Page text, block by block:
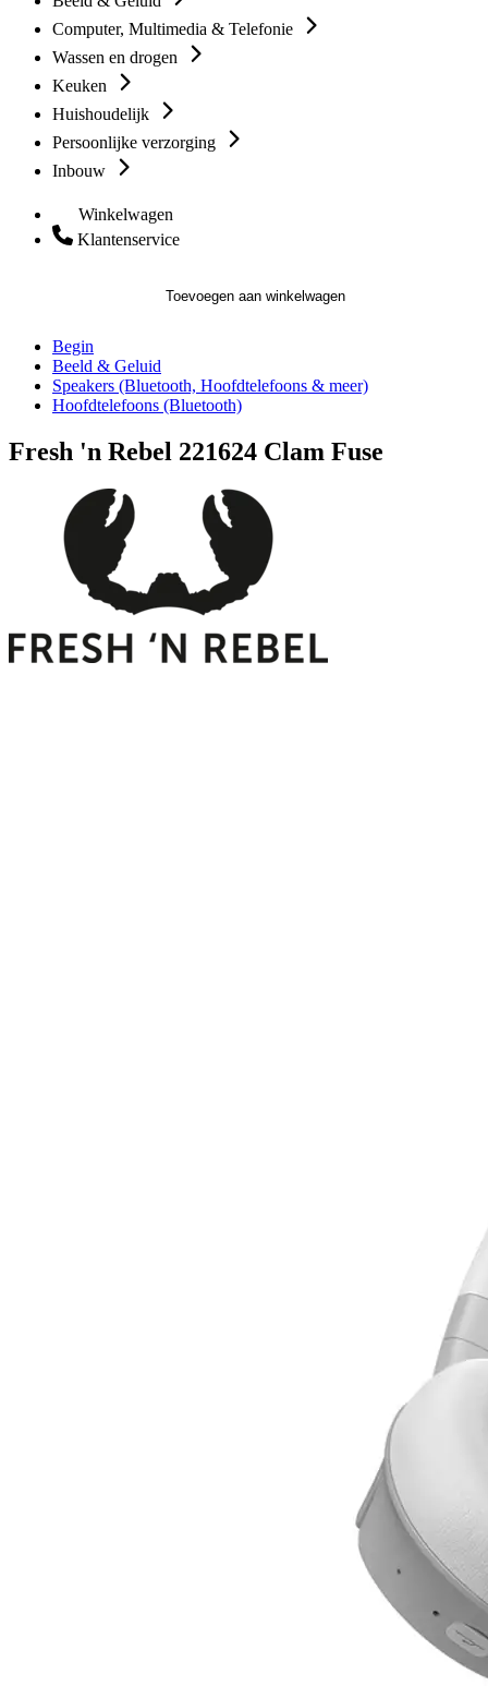
Computer, Multimedia & Telefonie
Wassen en drogen
Keuken
Huishoudelijk
Persoonlijke verzorging
Inbouw
Winkelwagen
Klantenservice
Toevoegen aan winkelwagen
Begin
Beeld & Geluid
Speakers (Bluetooth, Hoofdtelefoons & meer)
Hoofdtelefoons (Bluetooth)
Fresh 'n Rebel 221624 Clam Fuse